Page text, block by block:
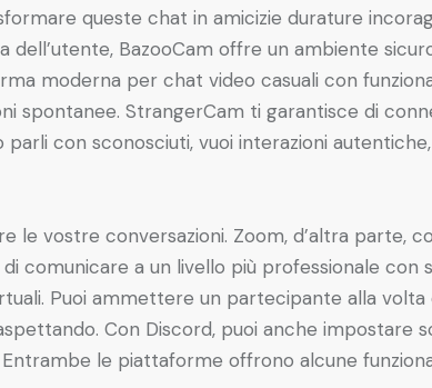
queste chat in amicizie durature
dell’utente, BazooCam offre un ambiente
moderna per chat video casuali con
spontanee. StrangerCam ti garantisce di
con sconosciuti, vuoi interazioni
vostre conversazioni. Zoom, d’altra parte,
comunicare a un livello più professionale con
Puoi ammettere un partecipante alla
Con Discord, puoi anche impostare
le piattaforme offrono alcune